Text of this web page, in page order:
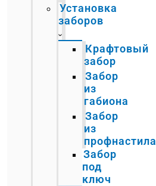
Установка
заборов
Крафтовый
забор
Забор
из
габиона
Забор
из
профнастила
Забор
под
ключ